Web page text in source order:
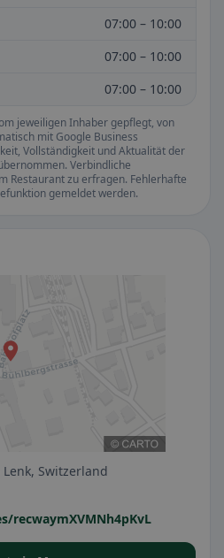
07:00 – 10:00
07:00 – 10:00
07:00 – 10:00
jeweiligen Inhaber gepflegt, von
mit Google Business
Vollständigkeit und Aktualität der
Verbindliche
Restaurant zu erfragen. Fehlerhafte
gemeldet werden.
Switzerland
recwaymXVMNh4pKvL